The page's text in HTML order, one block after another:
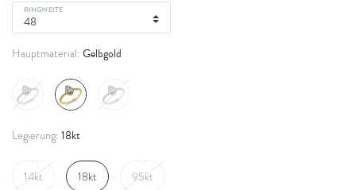
RINGWEITE
Hauptmaterial: Gelbgold
Legierung: 18kt
14kt 18kt 95kt